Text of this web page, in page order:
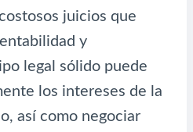
juicios que
y
legal sólido puede
los intereses de la
así como negociar